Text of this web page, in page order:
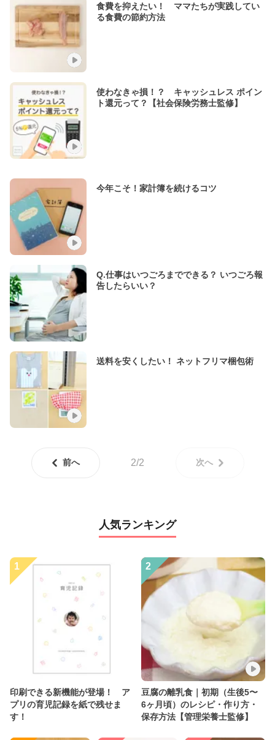
食費を抑えたい！ ママたちが実践してい
る食費の節約方法
使わなきゃ損！？ キャッシュレス ポイン
ト還元って？【社会保険労務士監修】
今年こそ！家計簿を続けるコツ
Q.仕事はいつごろまでできる？ いつごろ報
告したらいい？
送料を安くしたい！ ネットフリマ梱包術
前へ 2/2 次へ
人気ランキング
1
印刷できる新機能が登場！ ア
プリの育児記録を紙で残せま
す！
2
豆腐の離乳食｜初期（生後5〜
6ヶ月頃）のレシピ・作り方・
保存方法【管理栄養士監修】